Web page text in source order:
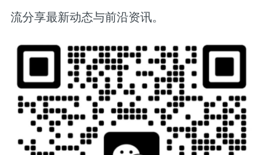
流分享最新动态与前沿资讯。